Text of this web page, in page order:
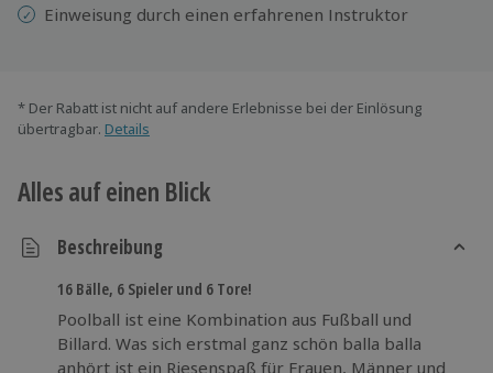
Einweisung durch einen erfahrenen Instruktor
* Der Rabatt ist nicht auf andere Erlebnisse bei der Einlösung
übertragbar. Details
Alles auf einen Blick
Beschreibung
16 Bälle, 6 Spieler und 6 Tore!
Poolball ist eine Kombination aus Fußball und
Billard. Was sich erstmal ganz schön balla balla
anhört ist ein Riesenspaß für Frauen, Männer und